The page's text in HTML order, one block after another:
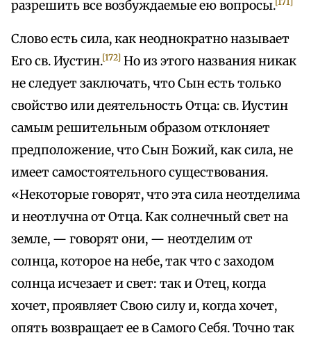
разрешить все возбуждаемые ею вопросы.
Слово есть сила, как неоднократно называет
Его св. Иустин.[172] Но из этого названия никак
не следует заключать, что Сын есть только
свойство или деятельность Отца: св. Иустин
самым решительным образом отклоняет
предположение, что Сын Божий, как сила, не
имеет самостоятельного существования.
«Некоторые говорят, что эта сила неотделима
и неотлучна от Отца. Как солнечный свет на
земле, — говорят они, — неотделим от
солнца, которое на небе, так что с заходом
солнца исчезает и свет: так и Отец, когда
хочет, проявляет Свою силу и, когда хочет,
опять возвращает ее в Самого Себя. Точно так